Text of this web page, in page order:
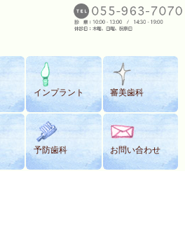
インプラント 審美歯科
予防歯科 お問い合わせ